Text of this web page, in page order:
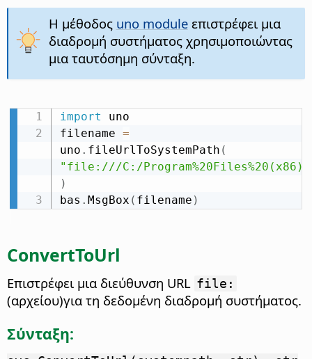
Η μέθοδος uno moduleεπιστρέφει μια
διαδρομή συστήματος χρησιμοποιώντας
μια ταυτόσημη σύνταξη.
import uno
filename =
uno . fileUrlToSystemPath (
"file:///C:/
)
bas . MsgBox ( filename )
ConvertToUrl
Επιστρέφει μια διεύθυνση URL file:
(αρχείου)για τη δεδομένη διαδρομή συστήματος.
Σύνταξη: